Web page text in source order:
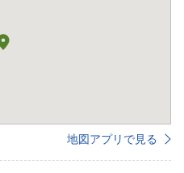
地図アプリで見る